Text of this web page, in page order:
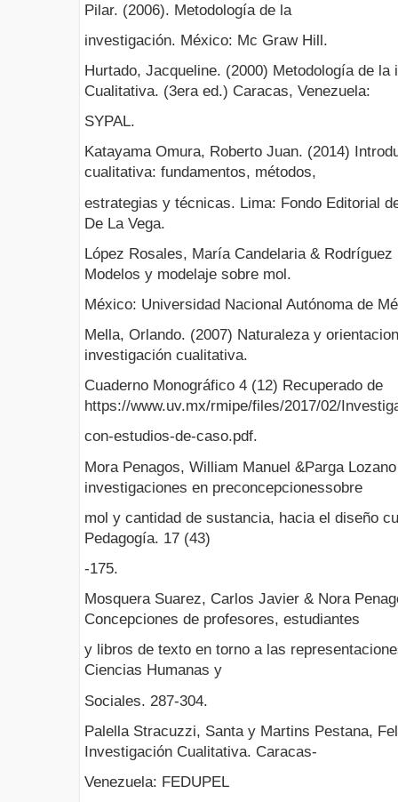
Pilar. (2006). Metodología de la
investigación. México: Mc Graw Hill.
Hurtado, Jacqueline. (2000) Metodología de
Cualitativa. (3era ed.) Caracas, Venezuela:
SYPAL.
Katayama Omura, Roberto Juan. (2014)
cualitativa: fundamentos, métodos,
estrategias y técnicas. Lima: Fondo Editorial
De La Vega.
López Rosales, María Candelaria &
Modelos y modelaje sobre mol.
México: Universidad Nacional Autónoma de
Mella, Orlando. (2007) Naturaleza y
investigación cualitativa.
Cuaderno Monográfico 4 (12) Recuperado de
https://www.uv.mx/rmipe/files/2017/02/
con-estudios-de-caso.pdf.
Mora Penagos, William Manuel &Parga
investigaciones en preconcepcionessobre
mol y cantidad de sustancia, hacia el diseño
Pedagogía. 17 (43)
-175.
Mosquera Suarez, Carlos Javier & Nora
Concepciones de profesores, estudiantes
y libros de texto en torno a las
Ciencias Humanas y
Sociales. 287-304.
Palella Stracuzzi, Santa y Martins Pestana,
Investigación Cualitativa. Caracas-
Venezuela: FEDUPEL